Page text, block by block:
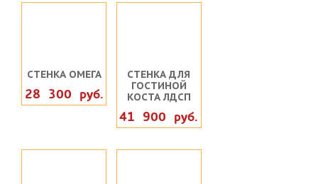
СТЕНКА ОМЕГА
28 300 руб.
СТЕНКА ДЛЯ
ГОСТИНОЙ
КОСТА ЛДСП
41 900 руб.